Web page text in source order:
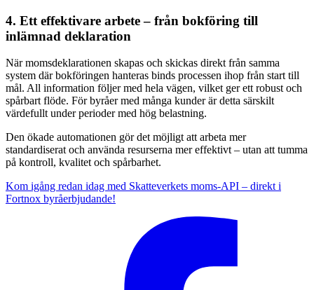
4. Ett effektivare arbete – från bokföring till
inlämnad deklaration
När momsdeklarationen skapas och skickas direkt från samma
system där bokföringen hanteras binds processen ihop från start till
mål. All information följer med hela vägen, vilket ger ett robust och
spårbart flöde. För byråer med många kunder är detta särskilt
värdefullt under perioder med hög belastning.
Den ökade automationen gör det möjligt att arbeta mer
standardiserat och använda resurserna mer effektivt – utan att tumma
på kontroll, kvalitet och spårbarhet.
Kom igång redan idag med Skatteverkets moms-API – direkt i
Fortnox byråerbjudande!